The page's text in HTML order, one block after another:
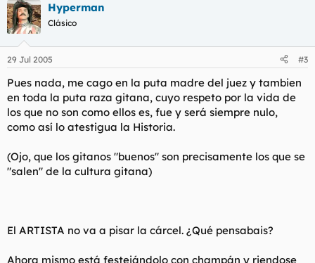
Hyperman
Clásico
29 Jul 2005 #3
Pues nada, me cago en la puta madre del juez y tambien
en toda la puta raza gitana, cuyo respeto por la vida de
los que no son como ellos es, fue y será siempre nulo,
como así lo atestigua la Historia.
(Ojo, que los gitanos "buenos" son precisamente los que se
"salen" de la cultura gitana)
El ARTISTA no va a pisar la cárcel. ¿Qué pensabais?
Ahora mismo está festejándolo con champán y riendose